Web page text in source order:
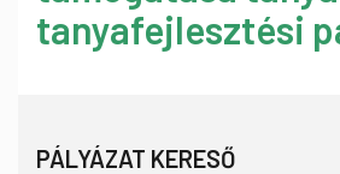
tanyafejlesztési
PÁLYÁZAT KERESŐ